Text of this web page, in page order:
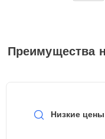
Преимущества
Низкие цены